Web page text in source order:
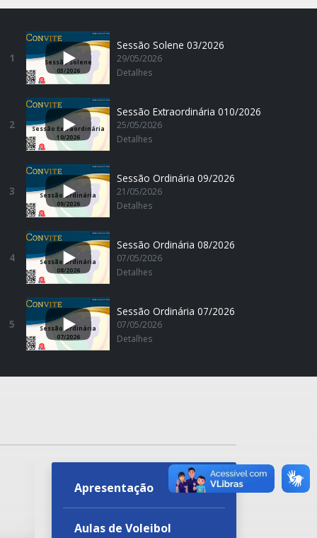
1
Sessão Solene
03/2026
Sessão Solene 03/2026
29/05/2026
Detalhes
2
Sessão Extraordinária
10/2026
Sessão Extraordinária 010/2026
25/05/2026
Detalhes
3
Sessão Ordinária
09/2026
Sessão Ordinária 09/2026
21/05/2026
Detalhes
4
Sessão Ordinária
08/2026
Sessão Ordinária 08/2026
07/05/2026
Detalhes
5
Sessão Ordinária
07/2026
Sessão Ordinária 07/2026
07/05/2026
Detalhes
Apresentação
Aulas de Voleibol